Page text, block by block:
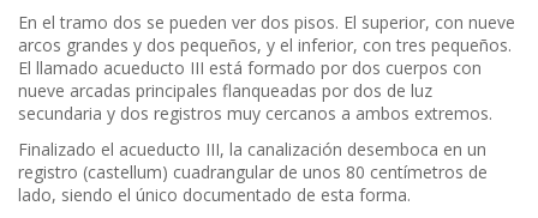
En el tramo dos se pueden ver dos pisos. El superior, con nueve
arcos grandes y dos pequeños, y el inferior, con tres pequeños.
El llamado acueducto III está formado por dos cuerpos con
nueve arcadas principales flanqueadas por dos de luz
secundaria y dos registros muy cercanos a ambos extremos.
Finalizado el acueducto III, la canalización desemboca en un
registro (castellum) cuadrangular de unos 80 centímetros de
lado, siendo el único documentado de esta forma.